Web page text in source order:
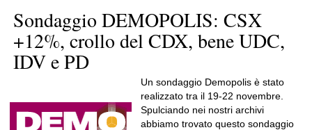
Sondaggio DEMOPOLIS: CSX
+12%, crollo del CDX, bene UDC,
IDV e PD
Un sondaggio Demopolis è stato
realizzato tra il 19-22 novembre.
Spulciando nei nostri archivi
abbiamo trovato questo sondaggio